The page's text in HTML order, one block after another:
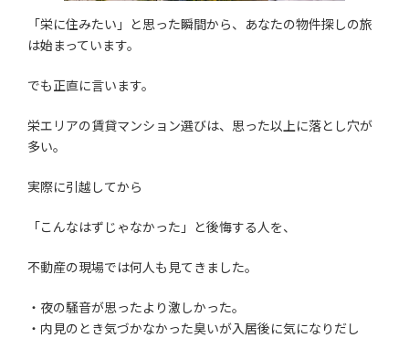
「栄に住みたい」と思った瞬間から、あなたの物件探しの旅
は始まっています。
でも正直に言います。
栄エリアの賃貸マンション選びは、思った以上に落とし穴が
多い。
実際に引越してから
「こんなはずじゃなかった」と後悔する人を、
不動産の現場では何人も見てきました。
・夜の騒音が思ったより激しかった。
・内見のとき気づかなかった臭いが入居後に気になりだし